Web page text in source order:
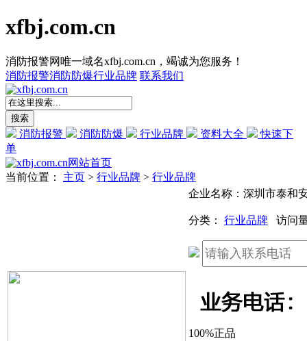
xfbj.com.cn
消防报警网唯一域名xfbj.com.cn，竭诚为您服务！
消防报警消防防爆行业品牌 联系我们
消防报警 消防防爆 行业品牌 资料大全
快速下
单
网站首页
当前位置： 主页 > 行业品牌 > 行业品牌
企业名称：深圳市泰和
分类： 行业品牌 访问
100%正品